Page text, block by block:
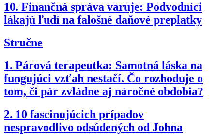
10. Finančná správa varuje: Podvodníci
lákajú ľudí na falošné daňové preplatky
Stručne
1. Párová terapeutka: Samotná láska na
fungujúci vzťah nestačí. Čo rozhoduje o
tom, či pár zvládne aj náročné obdobia?
2. 10 fascinujúcich prípadov
nespravodlivo odsúdených od Johna